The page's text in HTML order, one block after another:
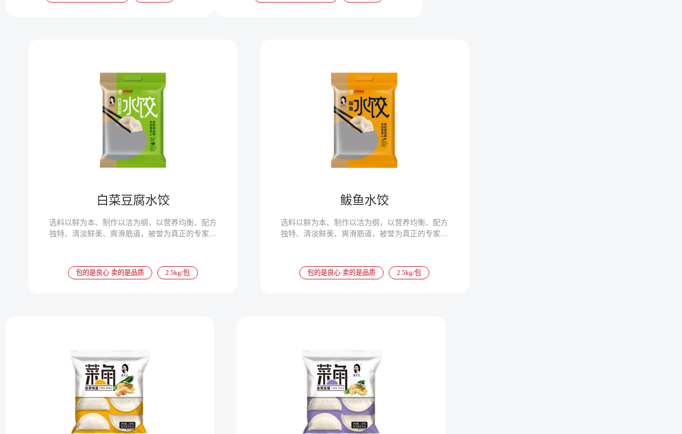
白菜豆腐水饺
选料以鲜为本、制作以洁为纲，以营养均衡、配方
独特、清淡鲜美、爽滑筋道，被誉为真正的专家水
包的是良心·卖的是品质 2.5kg/包
鲅鱼水饺
选料以鲜为本、制作以洁为纲，以营养均衡、配方
独特、清淡鲜美、爽滑筋道，被誉为真正的专家水
包的是良心·卖的是品质 2.5kg/包